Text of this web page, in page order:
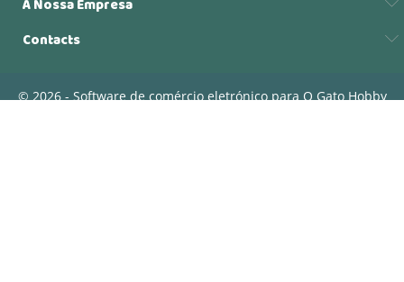
A Nossa Empresa
Contacts
© 2026 - Software de comércio eletrónico para O Gato Hobby